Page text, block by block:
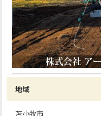
地域
苫小牧市